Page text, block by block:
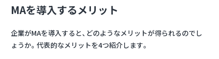
MAを導入するメリット
企業がMAを導入すると、どのようなメリットが得られるのでし
ょうか。代表的なメリットを4つ紹介します。